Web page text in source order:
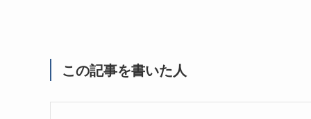
この記事を書いた人